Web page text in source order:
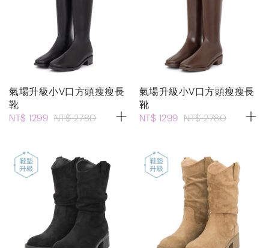
氣場升級小V口方頭瘦瘦長
靴
NT$ 1299 NT$ 2780
氣場升級小V口方頭瘦瘦長
靴
NT$ 1299 NT$ 2780